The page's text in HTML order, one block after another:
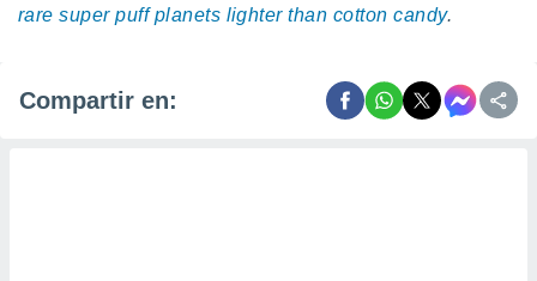
rare super puff planets lighter than cotton candy.
Compartir en: